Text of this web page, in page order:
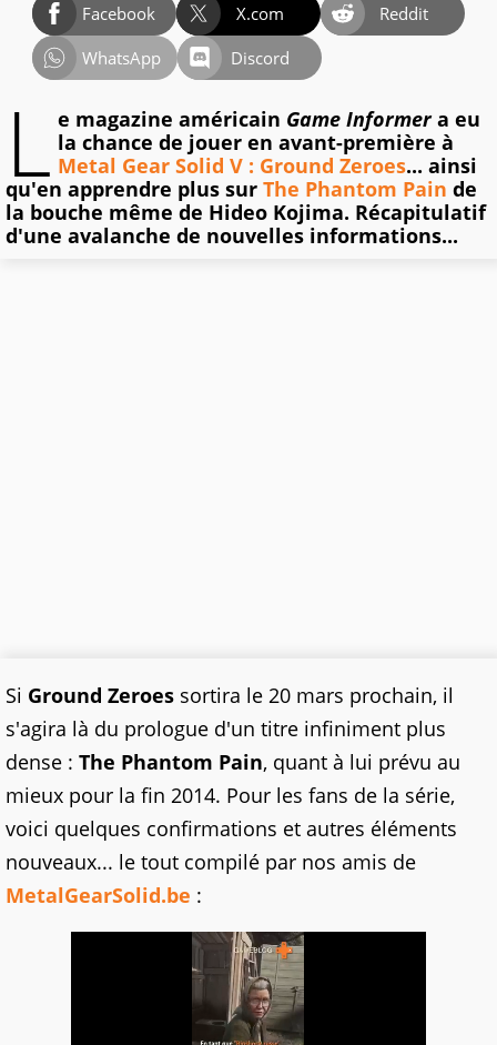
Facebook X.com
Reddit
WhatsApp
Discord
L e magazine américain Game Informera eu
la chance de jouer en avant-première à
Metal Gear Solid V : Ground Zeroes... ainsi
qu'en apprendre plus sur The Phantom Pain de
la bouche même de Hideo Kojima. Récapitulatif
d'une avalanche de nouvelles informations...
Si Ground Zeroes sortira le 20 mars prochain, il
s'agira là du prologue d'un titre infiniment plus
dense : The Phantom Pain, quant à lui prévu au
mieux pour la fin 2014. Pour les fans de la série,
voici quelques confirmations et autres éléments
nouveaux... le tout compilé par nos amis de
MetalGearSolid.be :